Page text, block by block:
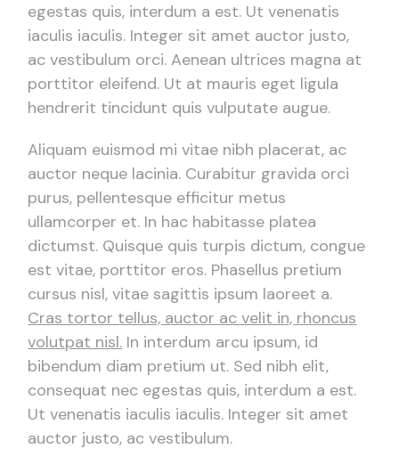
egestas quis, interdum a est. Ut venenatis
iaculis iaculis. Integer sit amet auctor justo,
ac vestibulum orci. Aenean ultrices magna at
porttitor eleifend. Ut at mauris eget ligula
hendrerit tincidunt quis vulputate augue.
Aliquam euismod mi vitae nibh placerat, ac
auctor neque lacinia. Curabitur gravida orci
purus, pellentesque efficitur metus
ullamcorper et. In hac habitasse platea
dictumst. Quisque quis turpis dictum, congue
est vitae, porttitor eros. Phasellus pretium
cursus nisl, vitae sagittis ipsum laoreet a.
Cras tortor tellus, auctor ac velit in, rhoncus
volutpat nisl. In interdum arcu ipsum, id
bibendum diam pretium ut. Sed nibh elit,
consequat nec egestas quis, interdum a est.
Ut venenatis iaculis iaculis. Integer sit amet
auctor justo, ac vestibulum.